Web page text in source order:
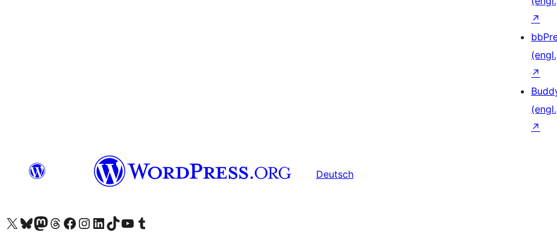
↗
↗
↗
Deutsch
Unser X-Konto (früher Twitter) besuchen
Unser Bluesky-Konto besuchen
Unser Mastodon-Konto besuchen
Unser Threads-Konto besuchen
Unsere Facebook-Seite besuchen
Unser Instagram-Konto besuchen
Unser LinkedIn-Konto besuchen
Unser TikTok-Konto besuchen
Unseren YouTube-Kanal besuchen
Unser Tumblr-Konto besuchen